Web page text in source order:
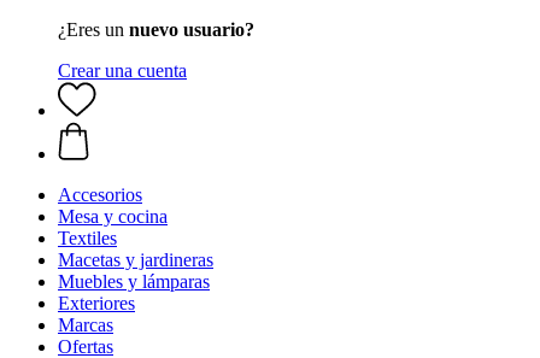
¿Eres un nuevo usuario?
Crear una cuenta
Accesorios
Mesa y cocina
Textiles
Macetas y jardineras
Muebles y lámparas
Exteriores
Marcas
Ofertas